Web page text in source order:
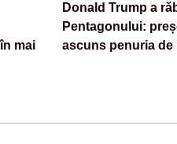
mai
Donald Trump a
Pentagonului:
ascuns penuria de